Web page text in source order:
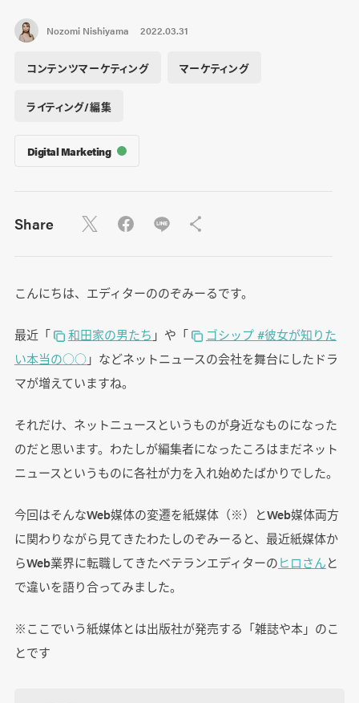
Nozomi Nishiyama 2022.03.31
コンテンツマーケティング マーケティング
ライティング/編集
Digital Marketing
Share
こんにちは、エディターののぞみーるです。
最近「 和田家の男たち 」や「
ゴシップ #彼女が知りた
い本当の○○」などネットニュースの会社を舞台にしたドラ
マが増えていますね。
それだけ、ネットニュースというものが身近なものになった
のだと思います。わたしが編集者になったころはまだネット
ニュースというものに各社が力を入れ始めたばかりでした。
今回はそんなWeb媒体の変遷を紙媒体（※）とWeb媒体両方
に関わりながら見てきたわたしのぞみーると、最近紙媒体か
らWeb業界に転職してきたベテランエディターのヒロさんと
で違いを語り合ってみました。
※ここでいう紙媒体とは出版社が発売する「雑誌や本」のこ
とです